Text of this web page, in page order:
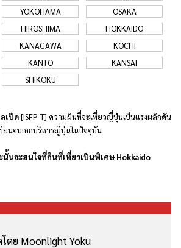
YOKOHAMA
OSAKA
HIROSHIMA
HOKKAIDO
KANAGAWA
KOCHI
KANTO
KANSAI
SHIKOKU
เป็ด[ISFP-T]​ ความฝันที่จะเที่ยวญี่ปุ่นเป็นแรงผลักดัน
ยนจบเอกบริหารญี่ปุ่นในปัจจุบัน
นจะสนใจที่กินที่เที่ยวเป็นพิเศษ Hokkaido
ดย Moonlight Yoku